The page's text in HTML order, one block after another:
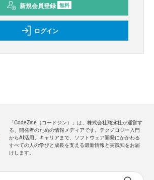
新規会員登録 無料
ログイン
「CodeZine（コードジン）」は、株式会社翔泳社が運営す
る、開発者のための情報メディアです。テクノロジー入門
からAI活用、キャリアまで、ソフトウェア開発にかかわる
すべての人の学びと成長を支える最新情報と実践知をお届
けします。